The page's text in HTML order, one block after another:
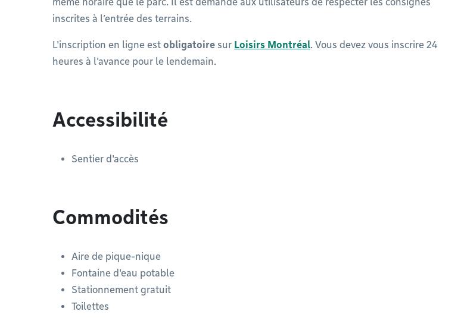
inscrites à l’entrée des terrains.
L'inscription en ligne est obligatoire sur Loisirs Montréal. Vous devez vous inscrire 24
heures à l'avance pour le lendemain.
Accessibilité
Sentier d'accès
Commodités
Aire de pique-nique
Fontaine d'eau potable
Stationnement gratuit
Toilettes